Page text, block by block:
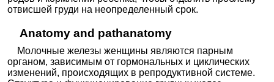
отвисшей груди на неопределенный срок.
Anatomy and pathanatomy
Молочные железы женщины являются парным
органом, зависимым от гормональных и циклических
изменений, происходящих в репродуктивной системе.